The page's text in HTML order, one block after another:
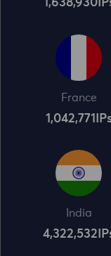
1,638,932
France
1,042,773
India
4,322,534